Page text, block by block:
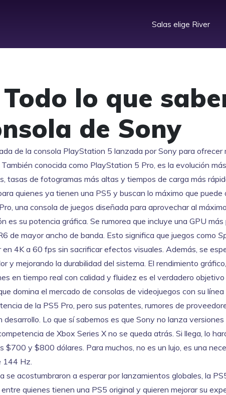
Salas elige River
Todo lo que
de Sony
de la consola PlayStation 5 lanzada por Sony para ofrecer
También conocida como PlayStation 5 Pro, es la evolución
tasas de fotogramas más altas y tiempos de carga más
quienes ya tienen una PS5 y buscan lo máximo que puede
, una consola de juegos diseñada para aprovechar al
es su potencia gráfica. Se rumorea que incluye una GPU
de mayor ancho de banda. Esto significa que juegos como
en 4K a 60 fps sin sacrificar efectos visuales. Además, se
y mejorando la durabilidad del sistema. El rendimiento gráfico,
en tiempo real con calidad y fluidez es el verdadero objetivo
domina el mercado de consolas de videojuegos con su
de la PS5 Pro, pero sus patentes, rumores de
desarrollo. Lo que sí sabemos es que Sony no lanza
de Xbox Series X no se queda atrás. Si llega, lo
$700 y $800 dólares. Para muchos, no es un lujo, es una
144 Hz.
se acostumbraron a esperar por lanzamientos globales, la
quienes tienen una PS5 original y quieren mejorar su